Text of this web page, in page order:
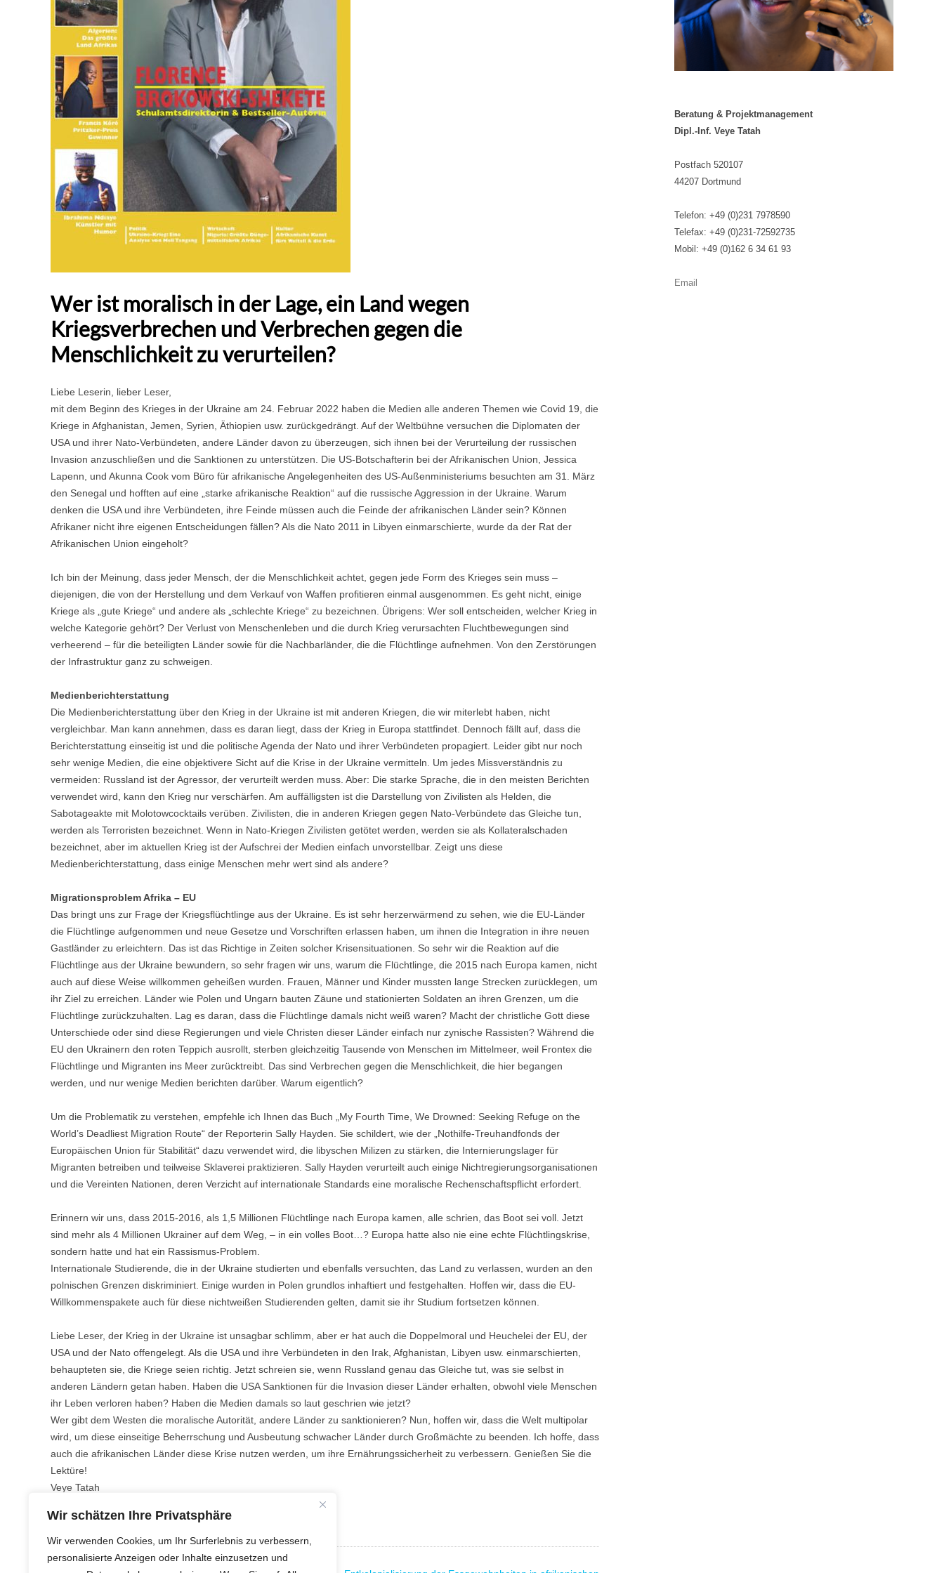
Wir schätzen Ihre Privatsphäre
Wir verwenden Cookies, um Ihr Surferlebnis zu verbessern,
personalisierte Anzeigen oder Inhalte einzusetzen und
Wer ist moralisch in der Lage, ein Land wegen
Kriegsverbrechen und Verbrechen gegen die
Menschlichkeit zu verurteilen?
Liebe Leserin, lieber Leser,
mit dem Beginn des Krieges in der Ukraine am 24. Februar 2022 haben die Medien alle anderen Themen wie Covid 19, die
Kriege in Afghanistan, Jemen, Syrien, Äthiopien usw. zurückgedrängt. Auf der Weltbühne versuchen die Diplomaten der
USA und ihrer Nato-Verbündeten, andere Länder davon zu überzeugen, sich ihnen bei der Verurteilung der russischen
Invasion anzuschließen und die Sanktionen zu unterstützen. Die US-Botschafterin bei der Afrikanischen Union, Jessica
Lapenn, und Akunna Cook vom Büro für afrikanische Angelegenheiten des US-Außenministeriums besuchten am 31. März
den Senegal und hofften auf eine „starke afrikanische Reaktion“ auf die russische Aggression in der Ukraine. Warum
denken die USA und ihre Verbündeten, ihre Feinde müssen auch die Feinde der afrikanischen Länder sein? Können
Afrikaner nicht ihre eigenen Entscheidungen fällen? Als die Nato 2011 in Libyen einmarschierte, wurde da der Rat der
Afrikanischen Union eingeholt?
Ich bin der Meinung, dass jeder Mensch, der die Menschlichkeit achtet, gegen jede Form des Krieges sein muss –
diejenigen, die von der Herstellung und dem Verkauf von Waffen profitieren einmal ausgenommen. Es geht nicht, einige
Kriege als „gute Kriege“ und andere als „schlechte Kriege“ zu bezeichnen. Übrigens: Wer soll entscheiden, welcher Krieg in
welche Kategorie gehört? Der Verlust von Menschenleben und die durch Krieg verursachten Fluchtbewegungen sind
verheerend – für die beteiligten Länder sowie für die Nachbarländer, die die Flüchtlinge aufnehmen. Von den Zerstörungen
der Infrastruktur ganz zu schweigen.
Medienberichterstattung
Die Medienberichterstattung über den Krieg in der Ukraine ist mit anderen Kriegen, die wir miterlebt haben, nicht
vergleichbar. Man kann annehmen, dass es daran liegt, dass der Krieg in Europa stattfindet. Dennoch fällt auf, dass die
Berichterstattung einseitig ist und die politische Agenda der Nato und ihrer Verbündeten propagiert. Leider gibt nur noch
sehr wenige Medien, die eine objektivere Sicht auf die Krise in der Ukraine vermitteln. Um jedes Missverständnis zu
vermeiden: Russland ist der Agressor, der verurteilt werden muss. Aber: Die starke Sprache, die in den meisten Berichten
verwendet wird, kann den Krieg nur verschärfen. Am auffälligsten ist die Darstellung von Zivilisten als Helden, die
Sabotageakte mit Molotowcocktails verüben. Zivilisten, die in anderen Kriegen gegen Nato-Verbündete das Gleiche tun,
werden als Terroristen bezeichnet. Wenn in Nato-Kriegen Zivilisten getötet werden, werden sie als Kollateralschaden
bezeichnet, aber im aktuellen Krieg ist der Aufschrei der Medien einfach unvorstellbar. Zeigt uns diese
Medienberichterstattung, dass einige Menschen mehr wert sind als andere?
Migrationsproblem Afrika – EU
Das bringt uns zur Frage der Kriegsflüchtlinge aus der Ukraine. Es ist sehr herzerwärmend zu sehen, wie die EU-Länder
die Flüchtlinge aufgenommen und neue Gesetze und Vorschriften erlassen haben, um ihnen die Integration in ihre neuen
Gastländer zu erleichtern. Das ist das Richtige in Zeiten solcher Krisensituationen. So sehr wir die Reaktion auf die
Flüchtlinge aus der Ukraine bewundern, so sehr fragen wir uns, warum die Flüchtlinge, die 2015 nach Europa kamen, nicht
auch auf diese Weise willkommen geheißen wurden. Frauen, Männer und Kinder mussten lange Strecken zurücklegen, um
ihr Ziel zu erreichen. Länder wie Polen und Ungarn bauten Zäune und stationierten Soldaten an ihren Grenzen, um die
Flüchtlinge zurückzuhalten. Lag es daran, dass die Flüchtlinge damals nicht weiß waren? Macht der christliche Gott diese
Unterschiede oder sind diese Regierungen und viele Christen dieser Länder einfach nur zynische Rassisten? Während die
EU den Ukrainern den roten Teppich ausrollt, sterben gleichzeitig Tausende von Menschen im Mittelmeer, weil Frontex die
Flüchtlinge und Migranten ins Meer zurücktreibt. Das sind Verbrechen gegen die Menschlichkeit, die hier begangen
werden, und nur wenige Medien berichten darüber. Warum eigentlich?
Um die Problematik zu verstehen, empfehle ich Ihnen das Buch „My Fourth Time, We Drowned: Seeking Refuge on the
World’s Deadliest Migration Route“ der Reporterin Sally Hayden. Sie schildert, wie der „Nothilfe-Treuhandfonds der
Europäischen Union für Stabilität“ dazu verwendet wird, die libyschen Milizen zu stärken, die Internierungslager für
Migranten betreiben und teilweise Sklaverei praktizieren. Sally Hayden verurteilt auch einige Nichtregierungsorganisationen
und die Vereinten Nationen, deren Verzicht auf internationale Standards eine moralische Rechenschaftspflicht erfordert.
Erinnern wir uns, dass 2015-2016, als 1,5 Millionen Flüchtlinge nach Europa kamen, alle schrien, das Boot sei voll. Jetzt
sind mehr als 4 Millionen Ukrainer auf dem Weg, – in ein volles Boot…? Europa hatte also nie eine echte Flüchtlingskrise,
sondern hatte und hat ein Rassismus-Problem.
Internationale Studierende, die in der Ukraine studierten und ebenfalls versuchten, das Land zu verlassen, wurden an den
polnischen Grenzen diskriminiert. Einige wurden in Polen grundlos inhaftiert und festgehalten. Hoffen wir, dass die EU-
Willkommenspakete auch für diese nichtweißen Studierenden gelten, damit sie ihr Studium fortsetzen können.
Liebe Leser, der Krieg in der Ukraine ist unsagbar schlimm, aber er hat auch die Doppelmoral und Heuchelei der EU, der
USA und der Nato offengelegt. Als die USA und ihre Verbündeten in den Irak, Afghanistan, Libyen usw. einmarschierten,
behaupteten sie, die Kriege seien richtig. Jetzt schreien sie, wenn Russland genau das Gleiche tut, was sie selbst in
anderen Ländern getan haben. Haben die USA Sanktionen für die Invasion dieser Länder erhalten, obwohl viele Menschen
ihr Leben verloren haben? Haben die Medien damals so laut geschrien wie jetzt?
Wer gibt dem Westen die moralische Autorität, andere Länder zu sanktionieren? Nun, hoffen wir, dass die Welt multipolar
wird, um diese einseitige Beherrschung und Ausbeutung schwacher Länder durch Großmächte zu beenden. Ich hoffe, dass
auch die afrikanischen Länder diese Krise nutzen werden, um ihre Ernährungssicherheit zu verbessern. Genießen Sie die
Lektüre!
Veye Tatah
AKTUELL , EDITORIAL 6. APRIL 2022 VT ADMIN
Beratung & Projektmanagement
Dipl.-Inf. Veye Tatah
Postfach 520107
44207 Dortmund
Telefon: +49 (0)231 7978590
Telefax: +49 (0)231-72592735
Mobil: +49 (0)162 6 34 61 93
Email